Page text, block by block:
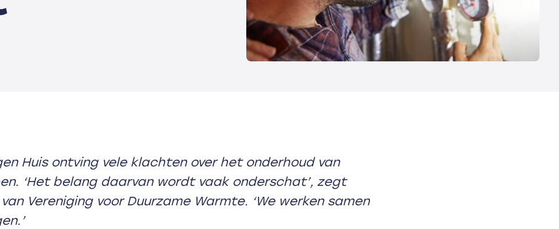
Huis ontving vele klachten over het onderhoud van
‘Het belang daarvan wordt vaak onderschat’, zegt
Vereniging voor Duurzame Warmte. ‘We werken samen